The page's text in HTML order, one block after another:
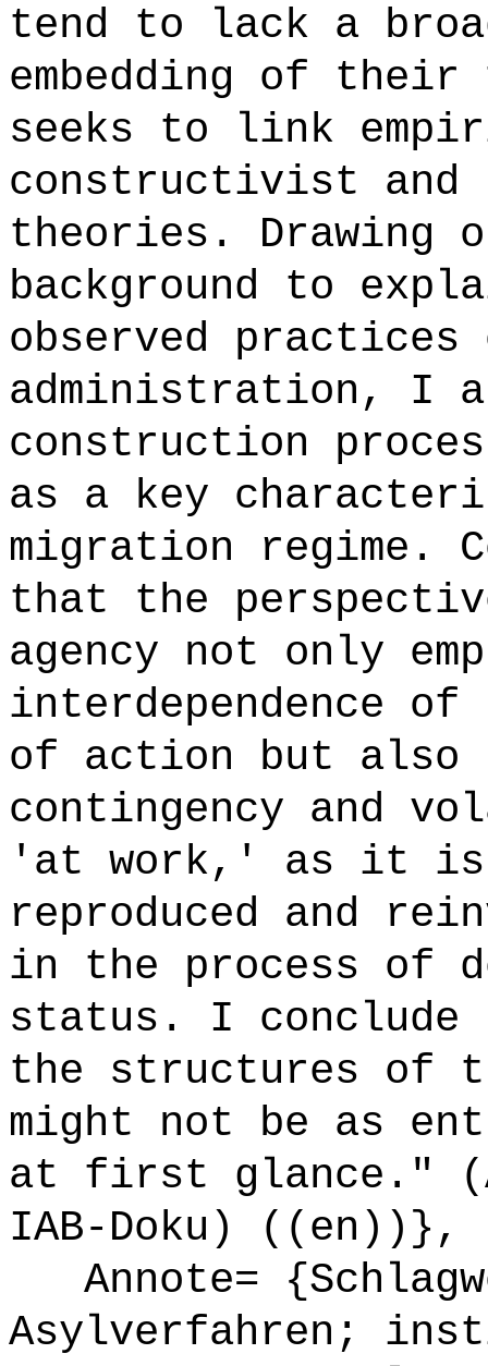
tend to lack a
embedding of
seeks to link
constructivist and
theories. Drawing
background to
observed practices
administration, I
construction
as a key
migration regime.
that the
agency not only
interdependence
of action but also
contingency and
'at work,' as it is
reproduced and
in the process of
status. I
the structures of
might not be as
at first glance."
IAB-Doku) ((en))},
Annote=
Asylverfahren;